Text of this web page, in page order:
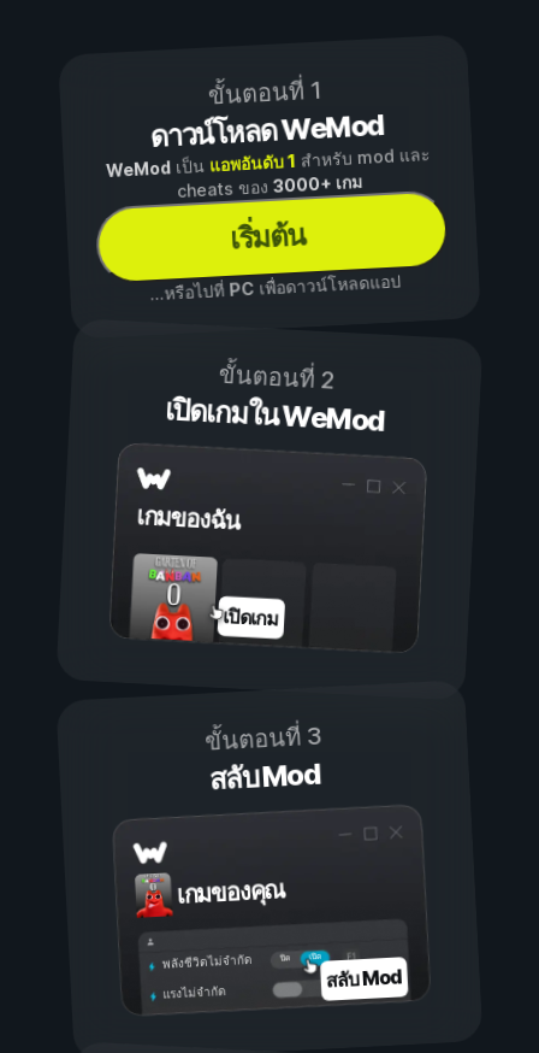
ขั้นตอนที่ 1
ดาวน์โหลด WeMod
WeModเป็น แอพอันดับ 1 สำหรับ mod และ
cheats ของ3000+ เกม
เริ่มต้น
...หรือไปที่ PCเพื่อดาวน์โหลดแอป
ขั้นตอนที่ 2
เปิดเกมใน WeMod
เกมของฉัน
เปิดเกม
ขั้นตอนที่ 3
สลับ Mod
เกมของคุณ
เปิด
ปิด
พลังชีวิตไม่จำกัด
แรงไม่จำกัด สลับ Mod